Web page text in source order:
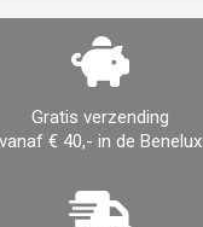
Gratis verzending
vanaf € 40,- in de Benelux